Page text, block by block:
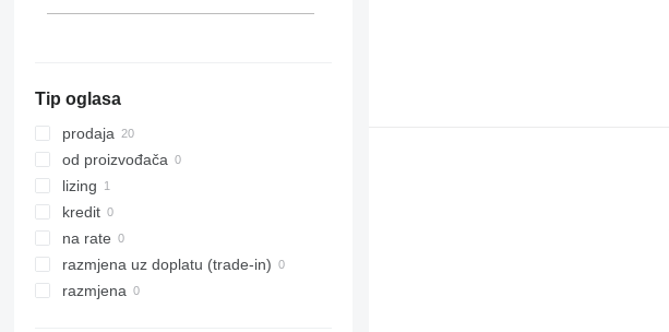
Tip oglasa
prodaja
od proizvođača
lizing
kredit
na rate
razmjena uz doplatu (trade-in)
razmjena